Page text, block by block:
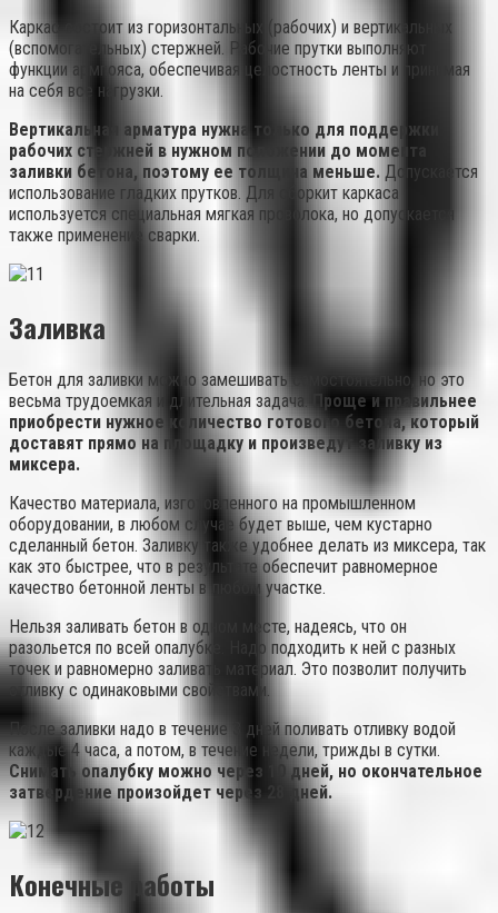
Каркас состоит из горизонтальных (рабочих) и вертикальных
(вспомогательных) стержней. Рабочие прутки выполняют
функции армпояса, обеспечивая целостность ленты и принимая
на себя все нагрузки.
Вертикальная арматура нужна только для поддержки
рабочих стержней в нужном положении до момента
заливки бетона, поэтому ее толщина меньше. Допускается
использование гладких прутков. Для сборкит каркаса
используется специальная мягкая проволока, но допускается
также применение сварки.
Заливка
Бетон для заливки можно замешивать самостоятельно, но это
весьма трудоемкая и длительная задача.
Проще и правильнее
приобрести нужное количество готового бетона, который
доставят прямо на площадку и произведут заливку из
миксера.
Качество материала, изготовленного на промышленном
оборудовании, в любом случае будет выше, чем кустарно
сделанный бетон. Заливку также удобнее делать из миксера, так
как это быстрее, что в результате обеспечит равномерное
качество бетонной ленты в любом участке.
Нельзя заливать бетон в одном месте, надеясь, что он
разольется по всей опалубке. Надо подходить к ней с разных
точек и равномерно заливать материал. Это позволит получить
отливку с одинаковыми свойствами.
После заливки надо в течение 3 дней поливать отливку водой
каждые 4 часа, а потом, в течение недели, трижды в сутки.
Снимать опалубку можно через 10 дней, но окончательное
затвердение произойдет через 28 дней.
Конечные работы